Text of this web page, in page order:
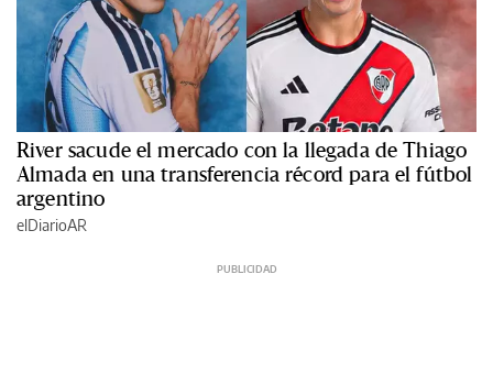
River sacude el mercado con la llegada de Thiago
Almada en una transferencia récord para el fútbol
argentino
elDiarioAR